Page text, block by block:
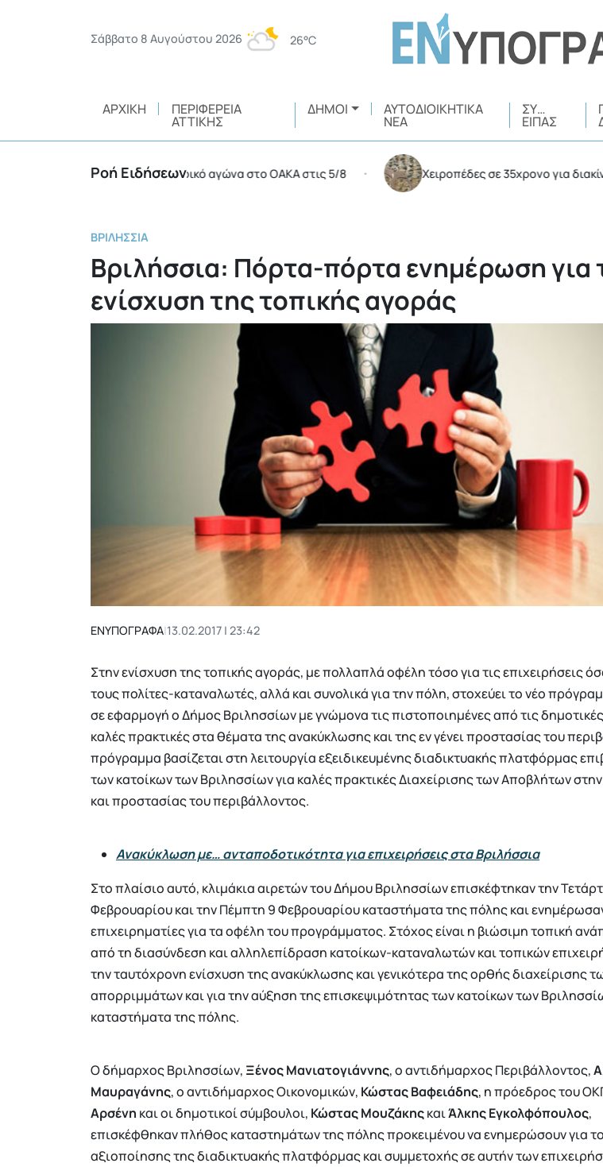
Σάββατο 8 Αυγούστου 2026 26°C
ΑΡΧΙΚΉ ΠΕΡΙΦΈΡΕΙΑ
ΑΤΤΙΚΉΣ
ΔΉΜΟΙ ΑΥΤΟΔΙΟΙΚΗΤΙΚΆ
ΝΈΑ
ΣΥ…
ΕΊΠΑΣ
Ροή Ειδήσεων
συλλήψεις σε ποδοσφαιρικό αγώνα στο ΟΑΚΑ στις 5/8 • Χειροπέδες σε 35χρονο για διακίνηση
ΒΡΙΛΉΣΣΙΑ
Βριλήσσια: Πόρτα-πόρτα ενημέρωση για
ενίσχυση της τοπικής αγοράς
ΕΝΥΠΟΓΡΑΦΑ|13.02.2017 | 23:42
Στην ενίσχυση της τοπικής αγοράς, με πολλαπλά οφέλη τόσο για τις επιχειρήσεις
τους πολίτες-καταναλωτές, αλλά και συνολικά για την πόλη, στοχεύει το νέο
σε εφαρμογή ο Δήμος Βριλησσίων με γνώμονα τις πιστοποιημένες από τις
καλές πρακτικές στα θέματα της ανακύκλωσης και της εν γένει προστασίας του
πρόγραμμα βασίζεται στη λειτουργία εξειδικευμένης διαδικτυακής πλατφόρμας
των κατοίκων των Βριλησσίων για καλές πρακτικές Διαχείρισης των Αποβλήτων
και προστασίας του περιβάλλοντος.
Ανακύκλωση με… ανταποδοτικότητα για επιχειρήσεις στα Βριλήσσια
Στο πλαίσιο αυτό, κλιμάκια αιρετών του Δήμου Βριλησσίων επισκέφτηκαν την
Φεβρουαρίου και την Πέμπτη 9 Φεβρουαρίου καταστήματα της πόλης και
επιχειρηματίες για τα οφέλη του προγράμματος. Στόχος είναι η βιώσιμη τοπική
από τη διασύνδεση και αλληλεπίδραση κατοίκων-καταναλωτών και τοπικών
την ταυτόχρονη ενίσχυση της ανακύκλωσης και γενικότερα της ορθής διαχείρισης
απορριμμάτων και για την αύξηση της επισκεψιμότητας των κατοίκων των
καταστήματα της πόλης.
Ο δήμαρχος Βριλησσίων, Ξένος Μανιατογιάννης, ο αντιδήμαρχος Περιβάλλοντος,
Μαυραγάνης, ο αντιδήμαρχος Οικονομικών, Κώστας Βαφειάδης, η πρόεδρος του
Αρσένη και οι δημοτικοί σύμβουλοι, Κώστας ΜουζάκηςκαιΆλκης Εγκολφόπουλος,
επισκέφθηκαν πλήθος καταστημάτων της πόλης προκειμένου να ενημερώσουν για
αξιοποίησης της διαδικτυακής πλατφόρμας και συμμετοχής σε αυτήν των